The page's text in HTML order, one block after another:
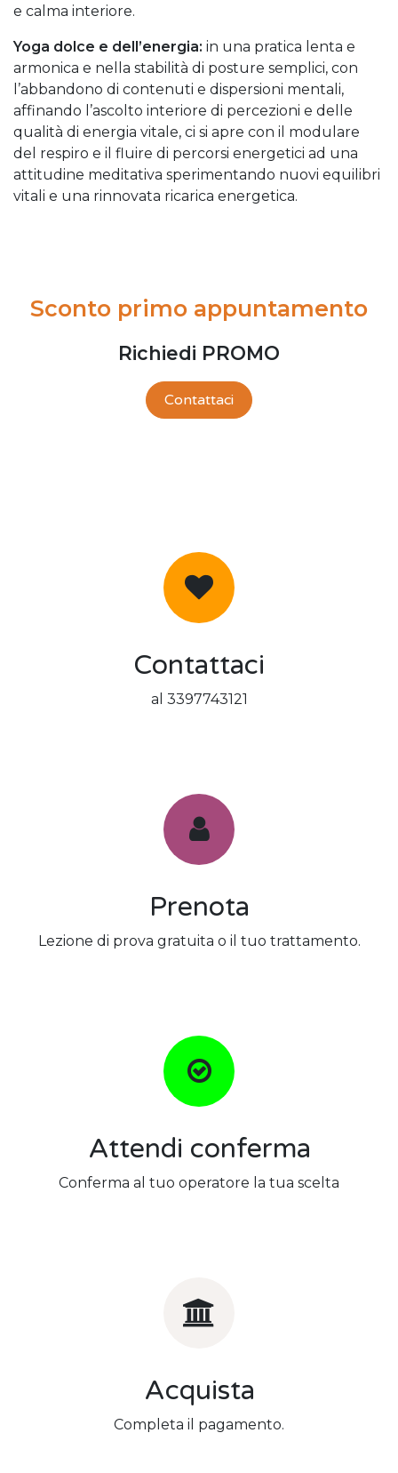
e calma interiore.
Yoga dolce e dell’energia: in una pratica lenta e
armonica e nella stabilità di posture semplici, con
l’abbandono di contenuti e dispersioni mentali,
affinando l’ascolto interiore di percezioni e delle
qualità di energia vitale, ci si apre con il modulare
del respiro e il fluire di percorsi energetici ad una
attitudine meditativa sperimentando nuovi equilibri
vitali e una rinnovata ricarica energetica.
Sconto primo appuntamento
Richiedi PROMO
Contattaci
Contattaci
al 3397743121
Prenota
Lezione di prova gratuita o il tuo trattamento.
Attendi conferma
Conferma al tuo operatore la tua scelta
Acquista
Completa il pagamento.